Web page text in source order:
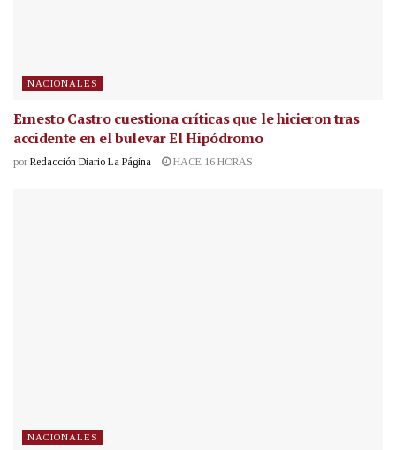
NACIONALES
Ernesto Castro cuestiona críticas que le hicieron tras
accidente en el bulevar El Hipódromo
por Redacción Diario La Página HACE 16 HORAS
NACIONALES